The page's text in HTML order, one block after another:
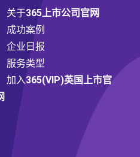
关于365上市公司官网
成功案例
企业日报
服务类型
加入365(VIP)英国上市官